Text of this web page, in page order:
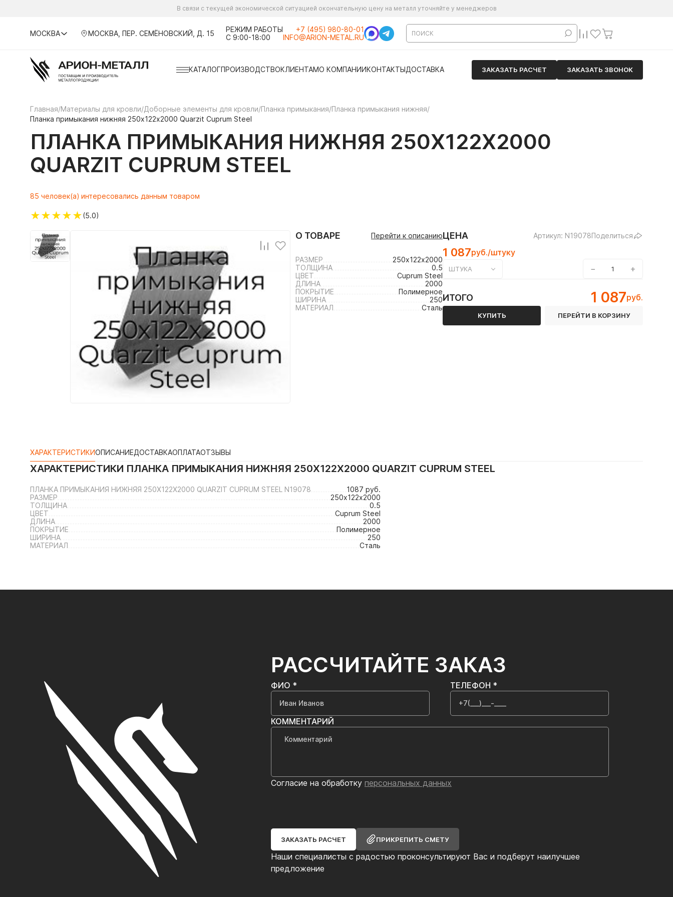
В связи с текущей экономической ситуацией окончательную цену на металл уточняйте у менеджеров
МОСКВА МОСКВА, ПЕР. СЕМЁНОВСКИЙ, Д. 15
РЕЖИМ РАБОТЫ
С 9:00-18:00
+7 (495) 980-80-01
INFO@ARION-METAL.RU
КАТАЛОГПРОИЗВОДСТВОКЛИЕНТАМО КОМПАНИИКОНТАКТЫДОСТАВКА ЗАКАЗАТЬ РАСЧЕТ ЗАКАЗАТЬ ЗВОНОК
Главная/Материалы для кровли/Доборные элементы для кровли/Планка примыкания/Планка примыкания нижняя/
Планка примыкания нижняя 250х122х2000 Quarzit Cuprum Steel
ПЛАНКА ПРИМЫКАНИЯ НИЖНЯЯ 250Х122Х2000
QUARZIT CUPRUM STEEL
85 человек(а) интересовались данным товаром
★★★★★(5.0)
О ТОВАРЕ Перейти к описанию
РАЗМЕР
250х122х2000
ТОЛЩИНА
0.5
ЦВЕТ
Cuprum Steel
ДЛИНА
2000
ПОКРЫТИЕ
Полимерное
ШИРИНА
250
МАТЕРИАЛ
Сталь
ЦЕНА Артикул: N19078Поделиться
1 087руб./штуку
ШТУКА − +
ИТОГО 1 087руб.
КУПИТЬ ПЕРЕЙТИ В КОРЗИНУ
ХАРАКТЕРИСТИКИОПИСАНИЕДОСТАВКАОПЛАТАОТЗЫВЫ
ХАРАКТЕРИСТИКИ ПЛАНКА ПРИМЫКАНИЯ НИЖНЯЯ 250Х122Х2000 QUARZIT CUPRUM STEEL
ПЛАНКА ПРИМЫКАНИЯ НИЖНЯЯ 250Х122Х2000 QUARZIT CUPRUM STEEL N19078
1087 руб.
РАЗМЕР
250х122х2000
ТОЛЩИНА
0.5
ЦВЕТ
Cuprum Steel
ДЛИНА
2000
ПОКРЫТИЕ
Полимерное
ШИРИНА
250
МАТЕРИАЛ
Сталь
РАССЧИТАЙТЕ ЗАКАЗ
Наши специалисты с радостью проконсультируют Вас и подберут наилучшее
предложение
ФИО * ТЕЛЕФОН *
КОММЕНТАРИЙ
Согласие на обработку персональных данных
ЗАКАЗАТЬ РАСЧЕТ ПРИКРЕПИТЬ СМЕТУ